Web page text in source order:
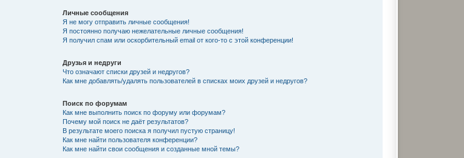
Личные сообщения
Я не могу отправить личные сообщения!
Я постоянно получаю нежелательные личные сообщения!
Я получил спам или оскорбительный email от кого-то с этой конференции!
Друзья и недруги
Что означают списки друзей и недругов?
Как мне добавлять/удалять пользователей в списках моих друзей и недругов?
Поиск по форумам
Как мне выполнить поиск по форуму или форумам?
Почему мой поиск не даёт результатов?
В результате моего поиска я получил пустую страницу!
Как мне найти пользователя конференции?
Как мне найти свои сообщения и созданные мной темы?